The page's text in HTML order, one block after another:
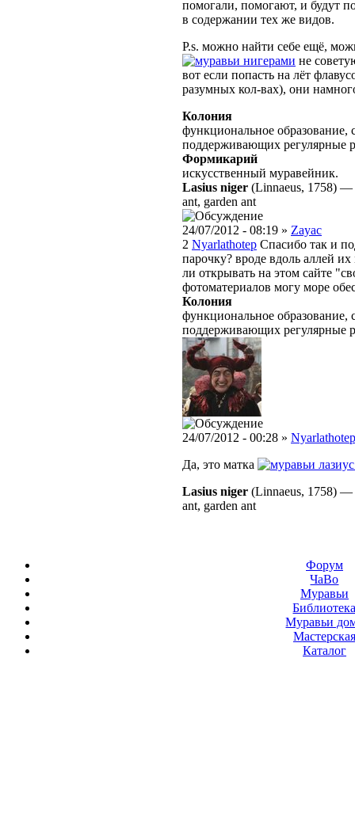
помогали, помогают, и будут
в содержании тех же видов.
P.s. можно найти себе ещё,
нигерами не
вот если попасть на лёт
разумных кол-вах), они
Колония
функциональное образование,
поддерживающих регулярные
Формикарий
искусственный муравейник.
Lasius niger (Linnaeus, 1758) —
ant, garden ant
24/07/2012 - 08:19 » Zayac
2 Nyarlathotep Спасибо так и
парочку? вроде вдоль аллей
ли открывать на этом сайте
фотоматериалов могу море
Колония
функциональное образование,
поддерживающих регулярные
24/07/2012 - 00:28 » Nyarlathotep
Да, это матка
Lasius niger (Linnaeus, 1758) —
ant, garden ant
Форум
ЧаВо
Муравьи
Муравьи
Мастерская
Каталог